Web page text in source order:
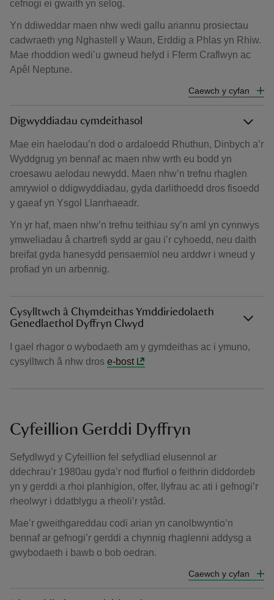
cefnogi ei gwaith yn selog.
Yn ddiweddar maen nhw wedi gallu ariannu prosiectau
cadwraeth yng Nghastell y Waun, Erddig a Phlas yn Rhiw.
Mae rhoddion wedi’u gwneud hefyd i Fferm Craflwyn ac
Apêl Neptune.
Caewch y cyfan
Digwyddiadau cymdeithasol
Mae ein haelodau’n dod o ardaloedd Rhuthun, Dinbych a’r
Wyddgrug yn bennaf ac maen nhw wrth eu bodd yn
croesawu aelodau newydd. Maen nhw’n trefnu rhaglen
amrywiol o ddigwyddiadau, gyda darlithoedd dros fisoedd
y gaeaf yn Ysgol Llanrhaeadr.
Yn yr haf, maen nhw’n trefnu teithiau sy’n aml yn cynnwys
ymweliadau â chartrefi sydd ar gau i’r cyhoedd, neu daith
breifat gyda hanesydd pensaernïol neu arddwr i wneud y
profiad yn un arbennig.
Cysylltwch â Chymdeithas Ymddiriedolaeth
Genedlaethol Dyffryn Clwyd
I gael rhagor o wybodaeth am y gymdeithas ac i ymuno,
cysylltwch â nhw dros e-bost
Cyfeillion Gerddi Dyffryn
Sefydlwyd y Cyfeillion fel sefydliad elusennol ar
ddechrau’r 1980au gyda’r nod ffurfiol o feithrin diddordeb
yn y gerddi a rhoi planhigion, offer, llyfrau ac ati i gefnogi’r
rheolwyr i ddatblygu a rheoli’r ystâd.
Mae’r gweithgareddau codi arian yn canolbwyntio’n
bennaf ar gefnogi’r gerddi a chynnig rhaglenni addysg a
gwybodaeth i bawb o bob oedran.
Caewch y cyfan